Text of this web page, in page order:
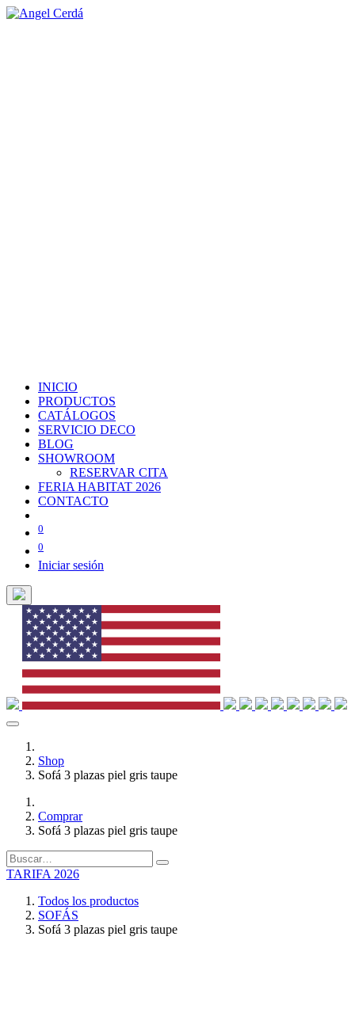
INICIO
PRODUCTOS
CATÁLOGOS
SERVICIO DECO
BLOG
SHOWROOM
RESERVAR CITA
FERIA HABITAT 2026
CONTACTO
0
0
Iniciar sesión
Shop
Sofá 3 plazas piel gris taupe
Comprar
Sofá 3 plazas piel gris taupe
TARIFA 2026
Todos los productos
SOFÁS
Sofá 3 plazas piel gris taupe